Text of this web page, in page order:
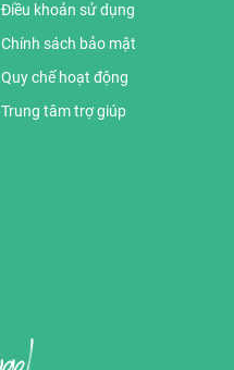
Điều khoản sử dụng
Chính sách bảo mật
Quy chế hoạt động
Trung tâm trợ giúp